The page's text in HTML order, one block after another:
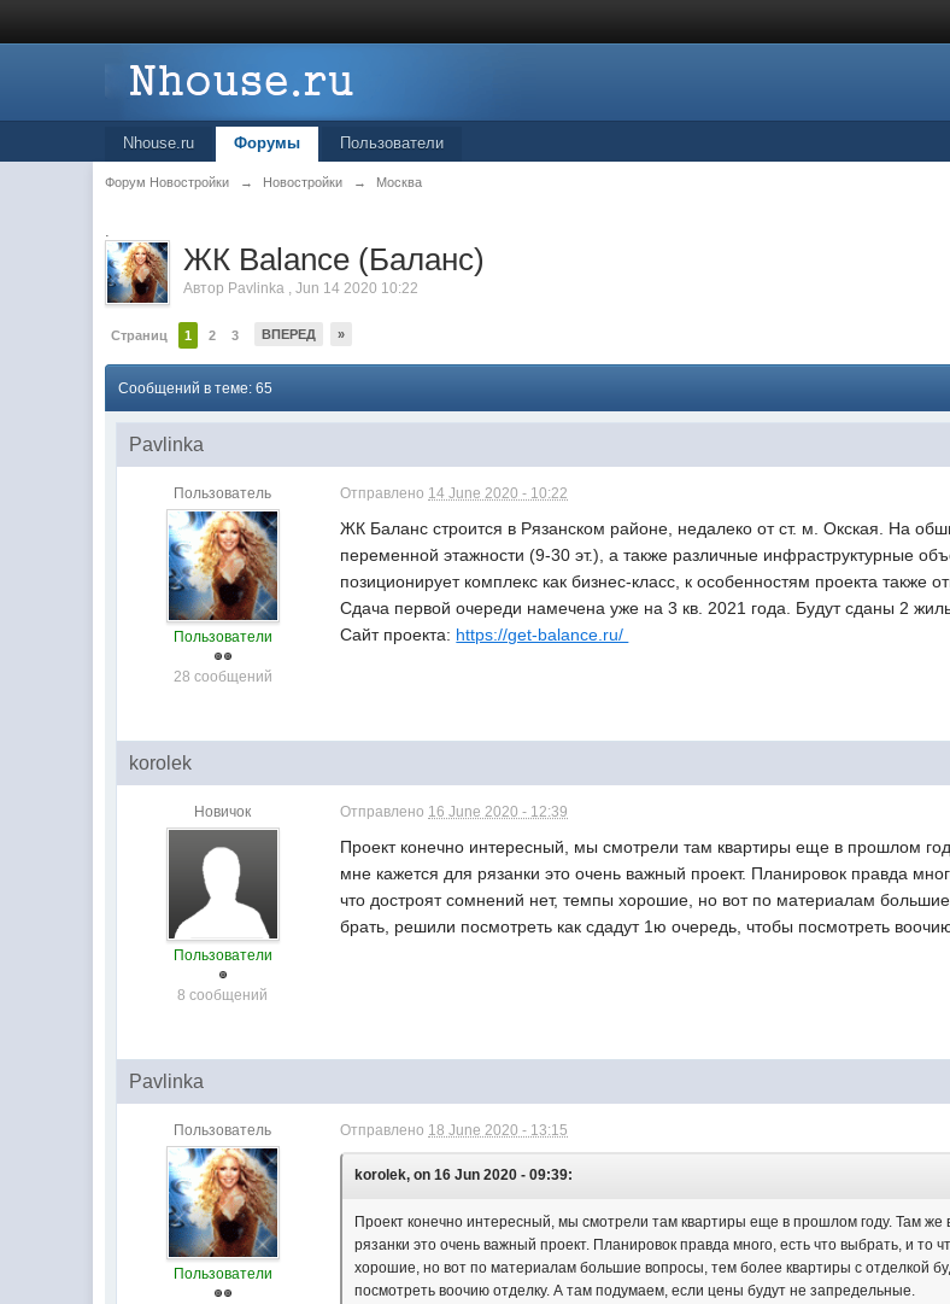
Nhouse.ru Форумы Пользователи
Форум Новостройки → Новостройки → Москва
.
ЖК Balance (Баланс)
Автор Pavlinka ,Jun 14 2020 10:22
Страниц 1 2 3 ВПЕРЕД »
Сообщений в теме: 65
Pavlinka
Пользователь
Пользователи
28 сообщений
Отправлено 14 June 2020 - 10:22
ЖК Баланс строится в Рязанском районе, недалеко от ст. м. Окская. На
переменной этажности (9-30 эт.), а также различные инфраструктурные
позиционирует комплекс как бизнес-класс, к особенностям проекта также
Сдача первой очереди намечена уже на 3 кв. 2021 года. Будут сданы 2
Сайт проекта: https://get-balance.ru/
korolek
Новичок
Пользователи
8 сообщений
Отправлено 16 June 2020 - 12:39
Проект конечно интересный, мы смотрели там квартиры еще в прошлом
мне кажется для рязанки это очень важный проект. Планировок правда
что достроят сомнений нет, темпы хорошие, но вот по материалам
брать, решили посмотреть как сдадут 1ю очередь, чтобы посмотреть
Pavlinka
Пользователь
Пользователи
Отправлено 18 June 2020 - 13:15
korolek, on 16 Jun 2020 - 09:39:
Проект конечно интересный, мы смотрели там квартиры еще в прошлом году. Там же
рязанки это очень важный проект. Планировок правда много, есть что выбрать, и
хорошие, но вот по материалам большие вопросы, тем более квартиры с отделкой
посмотреть воочию отделку. А там подумаем, если цены будут не запредельные.